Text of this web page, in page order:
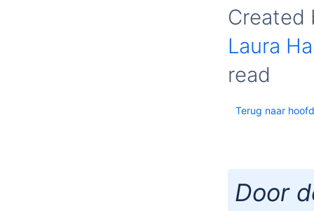
Laura
read
Terug naar
Door